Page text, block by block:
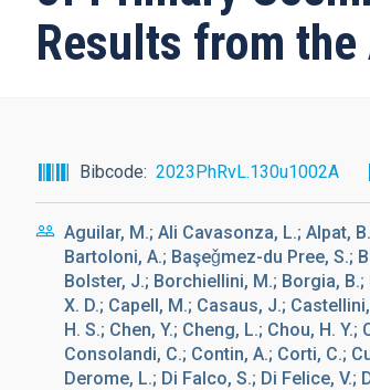
ayuda
a
navegación
Results from
Bibcode 2023PhRvL.130u1002A
Aguilar, M.; Ali Cavasonza, L.; Alpat,
Bartoloni, A.; Başeǧmez-du Pree, S.;
Bolster, J.; Borchiellini, M.; Borgia, B.;
X. D.; Capell, M.; Casaus, J.;
H. S.; Chen, Y.; Cheng, L.; Chou, H.
Consolandi, C.; Contin, A.; Corti, C.;
Derome, L.; Di Falco, S.; Di Felice, V.;